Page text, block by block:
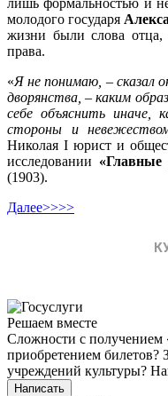
молодого государя
жизни были слова отца,
права.
«Я не понимаю, – сказал
дворянства, – каким
себе объяснить иначе,
стороны и
Николая I юрист и
исследовании «Главные
(1903).
Далее>>>>
Решаем вместе
Сложности с
приобретением билетов?
учреждений культуры?
Написать